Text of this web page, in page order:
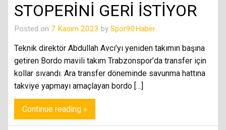
STOPERİNİ GERİ İSTİYOR
Posted on 7 Kasım 2023 by Spor90Haber
Teknik direktör Abdullah Avcı’yı yeniden takımın başına
getiren Bordo mavili takım Trabzonspor’da transfer için
kollar sıvandı. Ara transfer döneminde savunma hattına
takviye yapmayı amaçlayan bordo […]
Continue reading »